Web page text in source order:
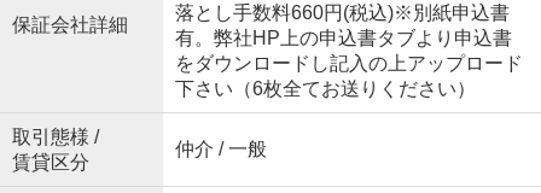
保証会社詳細
落とし手数料660円(税込)※別紙申込書
有。弊社HP上の申込書タブより申込書
をダウンロードし記入の上アップロード
下さい（6枚全てお送りください）
取引態様 /
賃貸区分
仲介 / 一般